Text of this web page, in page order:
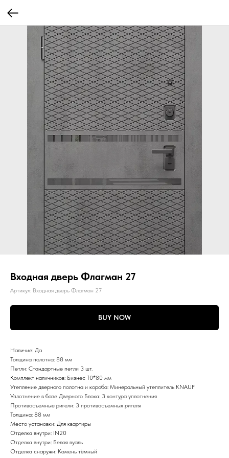
Входная дверь Флагман 27
Артикул: Входная дверь Флагман 27
BUY NOW
Наличие: Да
Толщина полотна: 88 мм
Петли: Стандартные петли 3 шт.
Комплект наличников: Бизнес 10*80 мм
Утепление дверного полотна и короба: Минеральный утеплитель KNAUF
Уплотнение в базе Дверного Блока: 3 контура уплотнения
Противосъемные ригели: 3 противосъемных ригеля
Толщина: 88 мм
Место установки: Для квартиры
Отделка внутри: IN20
Отделка внутри: Белая вуаль
Отделка снаружи: Камень тёмный